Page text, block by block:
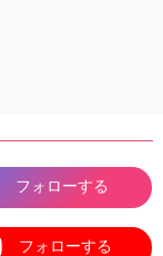
フォローする
フォローする